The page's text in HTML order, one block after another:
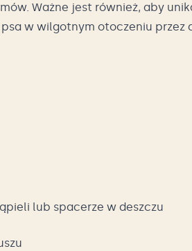
Ważne jest również, aby
w wilgotnym otoczeniu przez
lub spacerze w deszczu